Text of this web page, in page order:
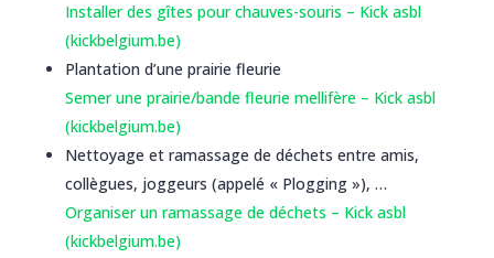
Installer des gîtes pour chauves-souris – Kick asbl
(kickbelgium.be)
Plantation d’une prairie fleurie
Semer une prairie/bande fleurie mellifère – Kick asbl
(kickbelgium.be)
Nettoyage et ramassage de déchets entre amis,
collègues, joggeurs (appelé « Plogging »), …
Organiser un ramassage de déchets – Kick asbl
(kickbelgium.be)